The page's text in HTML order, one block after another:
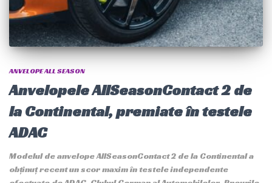
ANVELOPE ALL SEASON
Anvelopele AllSeasonContact 2 de
la Continental, premiate în testele
ADAC
Modelul de anvelope AllSeasonContact 2 de la Continental a
obținuț recent un scor maxim în testele independente